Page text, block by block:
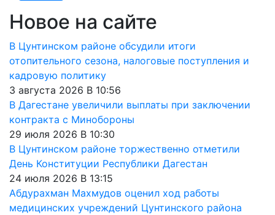
Новое на сайте
В Цунтинском районе обсудили итоги
отопительного сезона, налоговые поступления и
кадровую политику
3 августа 2026 В 10:56
В Дагестане увеличили выплаты при заключении
контракта с Минобороны
29 июля 2026 В 10:30
В Цунтинском районе торжественно отметили
День Конституции Республики Дагестан
24 июля 2026 В 13:15
Абдурахман Махмудов оценил ход работы
медицинских учреждений Цунтинского района